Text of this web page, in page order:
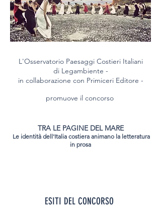
L'Osservatorio Paesaggi Costieri Italiani
di Legambiente -
in collaborazione con Primiceri Editore -
promuove il concorso
TRA LE PAGINE DEL MARE
Le identità dell'Italia costiera animano la letteratura
in prosa
ESITI DEL CONCORSO